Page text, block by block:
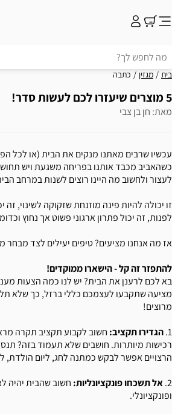
בית מגזין כתבה
5 מוצרים שיעזרו לכם לעשות סדר!
מאת: חן בן צבי
עכשיו שרבים מאתנו מנקים את הבית (או לכל
כשהאביב מכבד אותנו בפריחה משגעת ויש
לעצור ולחשוב מה היינו רוצים לשנות במרחב
זו יכולה להיות פינה מוזנחת שזקוקה לשינוי, זה
לפנות, זה יכול פתרון ארגוני פשוט אך נחוץ
אז מה אנחנו מציעים? טיפים יעילים לצד מבחר
להתפזר זה קל - הישארו ממוקדים!
בא לכם לרענן את הבית? יש לנו כמה הצעות
מציעה שתקבעו לעצמכם כללי ברזל, כך שלא
מרוצים!
1. הגדירו תקציב: חשוב לקבוע תקציב תקרה
רכישות מיותרות. חושבים שלא תעמוד בזה?
הרצויים אפשר לבקש כמתנה לחג, ליום הולדת,
2. אל תשכחו פונקציונליות: חשוב שהבית יהיה
ופונקציונלי.